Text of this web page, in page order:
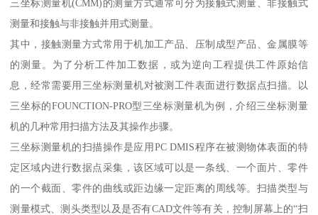
三坐标测量机(CMM)的测量方式通常可分为接触式测量、非接触式
测量和接触与非接触并用式测量。
其中，接触测量方式常用于机加工产品、压制成型产品、金属膜等
的测量。为了分析工件加工数据，或为逆向工程提供工件原始信
息，经常需要用三坐标测量机对被测工件表面进行数据点扫描。以
三坐标的FOUNCTION-PRO型三坐标测量机为例，介绍三坐标测量
机的几种常用扫描方法及其操作步骤。
三坐标测量机的扫描操作是应用PC DMIS程序在被测物体表面的特
定区域内进行数据点采集，该区域可以是一条线、一个面片、零件
的一个截面、零件的曲线或距边缘一定距离的周线等。扫描类型与
测量模式、测头类型以及是否有CAD文件等有关，控制屏幕上的“扫